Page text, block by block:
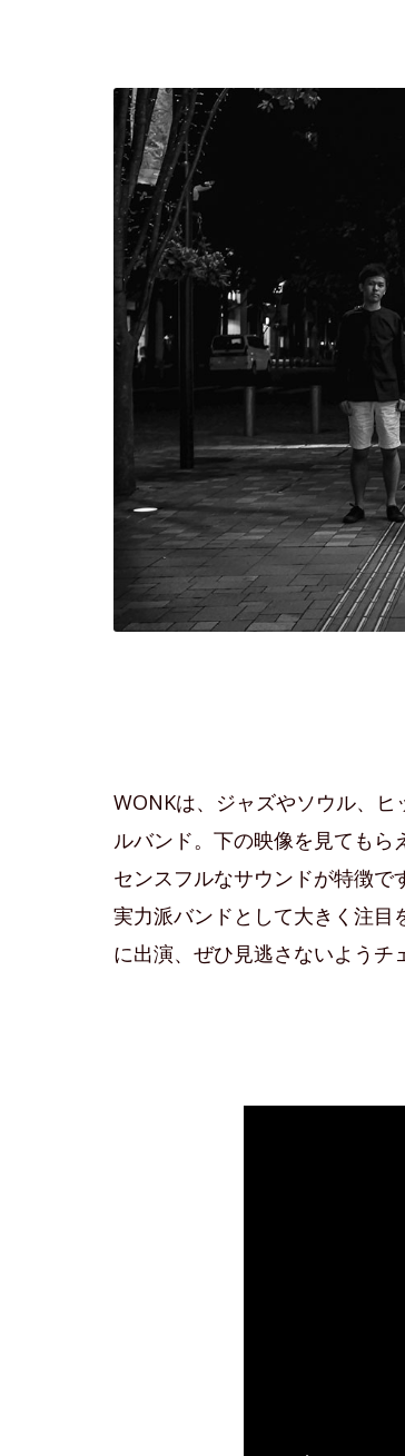
WONKは、ジャズやソウル、
ルバンド。下の映像を見ても
センスフルなサウンドが特徴
実力派バンドとして大きく注目
に出演、ぜひ見逃さないようチ